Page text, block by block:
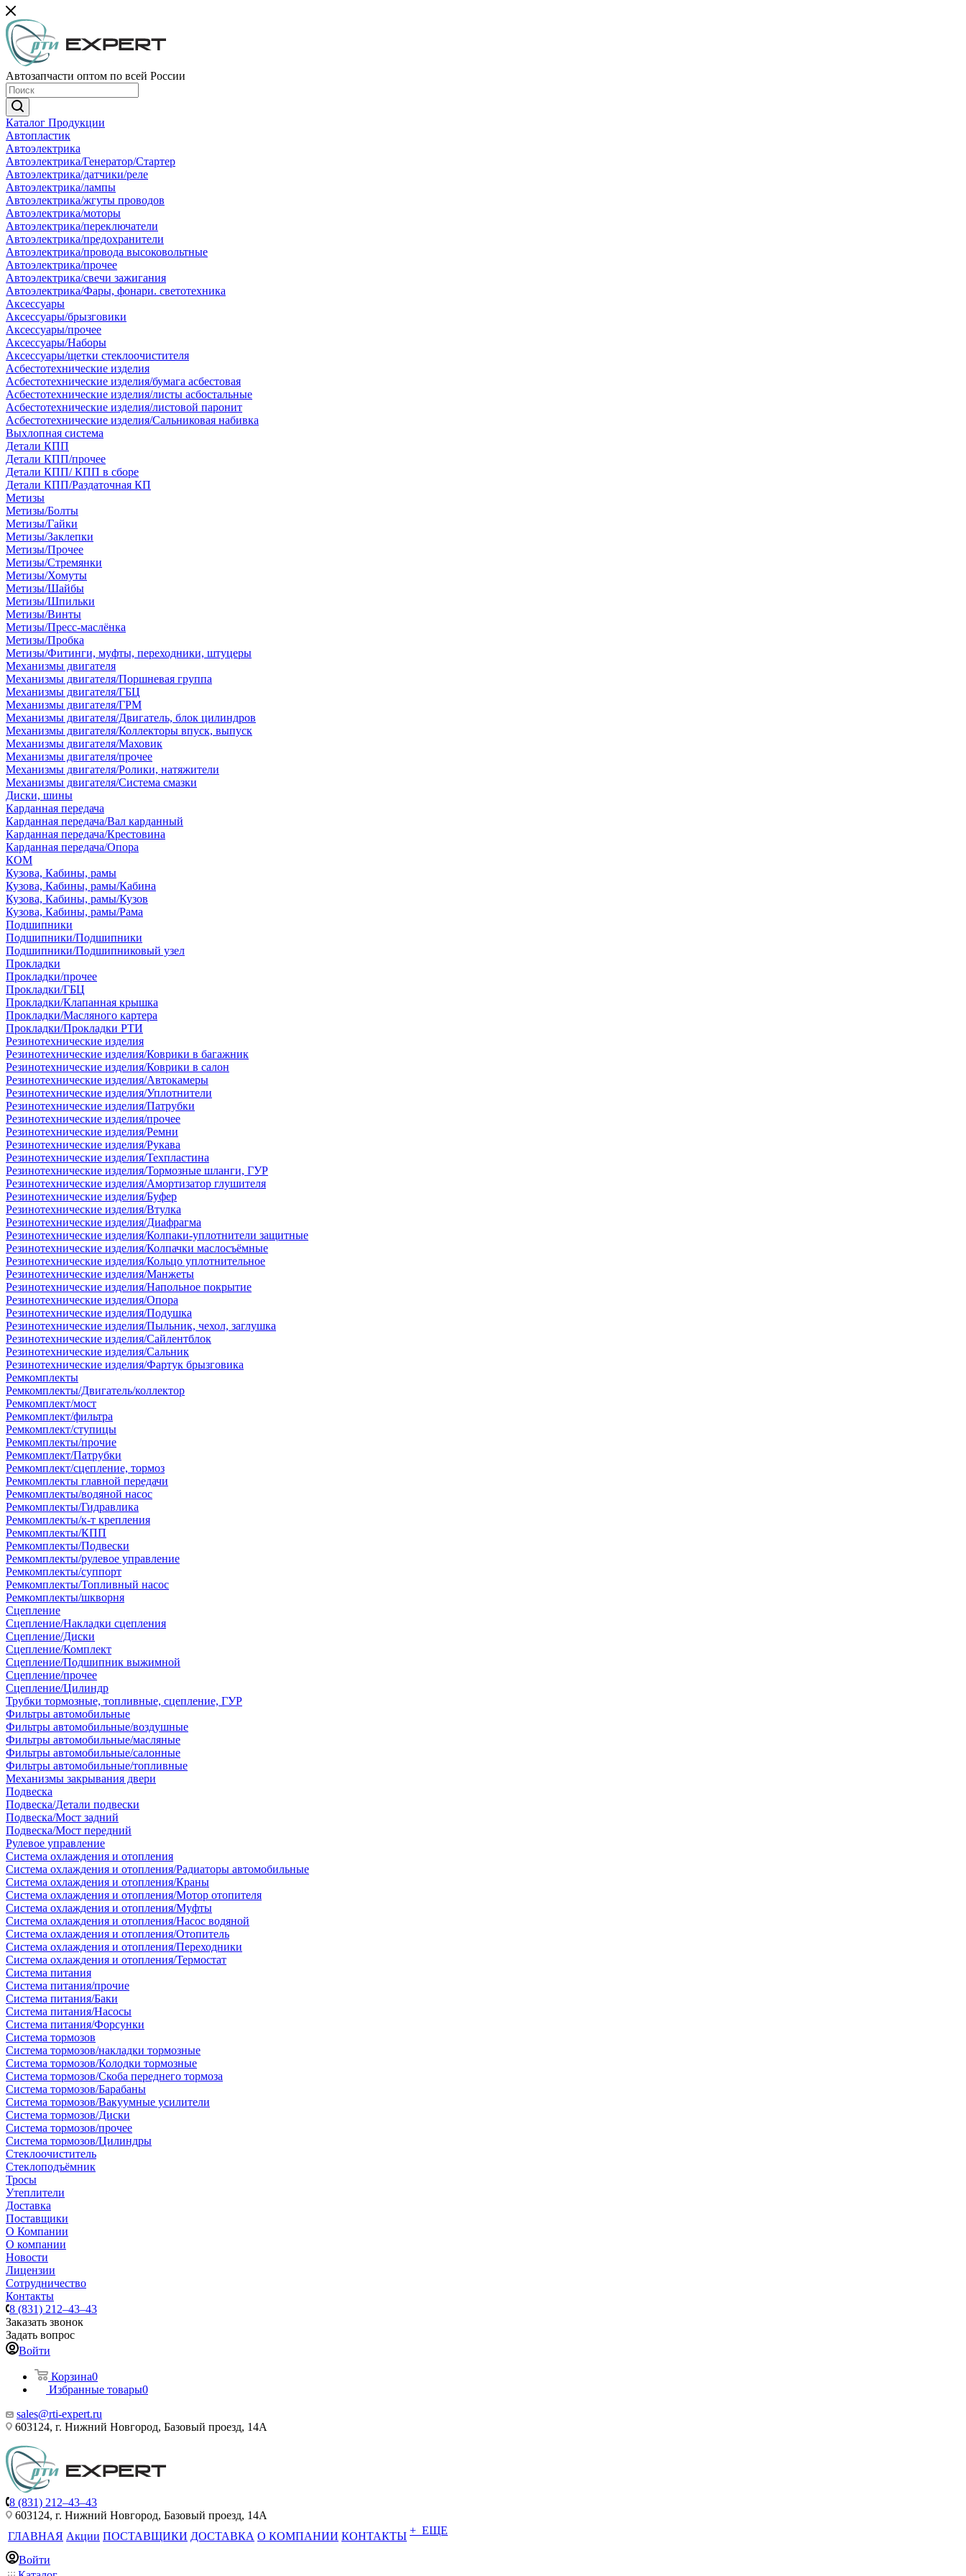
Автозапчасти оптом по всей России
Каталог Продукции
Автопластик
Автоэлектрика
Автоэлектрика/Генератор/Стартер
Автоэлектрика/датчики/реле
Автоэлектрика/лампы
Автоэлектрика/жгуты проводов
Автоэлектрика/моторы
Автоэлектрика/переключатели
Автоэлектрика/предохранители
Автоэлектрика/провода высоковольтные
Автоэлектрика/прочее
Автоэлектрика/свечи зажигания
Автоэлектрика/Фары, фонари. светотехника
Аксессуары
Аксессуары/брызговики
Аксессуары/прочее
Аксессуары/Наборы
Аксессуары/щетки стеклоочистителя
Асбестотехнические изделия
Асбестотехнические изделия/бумага асбестовая
Асбестотехнические изделия/листы асбостальные
Асбестотехнические изделия/листовой паронит
Асбестотехнические изделия/Сальниковая набивка
Выхлопная система
Детали КПП
Детали КПП/прочее
Детали КПП/ КПП в сборе
Детали КПП/Раздаточная КП
Метизы
Метизы/Болты
Метизы/Гайки
Метизы/Заклепки
Метизы/Прочее
Метизы/Стремянки
Метизы/Хомуты
Метизы/Шайбы
Метизы/Шпильки
Метизы/Винты
Метизы/Пресс-маслёнка
Метизы/Пробка
Метизы/Фитинги, муфты, переходники, штуцеры
Механизмы двигателя
Механизмы двигателя/Поршневая группа
Механизмы двигателя/ГБЦ
Механизмы двигателя/ГРМ
Механизмы двигателя/Двигатель, блок цилиндров
Механизмы двигателя/Коллекторы впуск, выпуск
Механизмы двигателя/Маховик
Механизмы двигателя/прочее
Механизмы двигателя/Ролики, натяжители
Механизмы двигателя/Система смазки
Диски, шины
Карданная передача
Карданная передача/Вал карданный
Карданная передача/Крестовина
Карданная передача/Опора
КОМ
Кузова, Кабины, рамы
Кузова, Кабины, рамы/Кабина
Кузова, Кабины, рамы/Кузов
Кузова, Кабины, рамы/Рама
Подшипники
Подшипники/Подшипники
Подшипники/Подшипниковый узел
Прокладки
Прокладки/прочее
Прокладки/ГБЦ
Прокладки/Клапанная крышка
Прокладки/Масляного картера
Прокладки/Прокладки РТИ
Резинотехнические изделия
Резинотехнические изделия/Коврики в багажник
Резинотехнические изделия/Коврики в салон
Резинотехнические изделия/Автокамеры
Резинотехнические изделия/Уплотнители
Резинотехнические изделия/Патрубки
Резинотехнические изделия/прочее
Резинотехнические изделия/Ремни
Резинотехнические изделия/Рукава
Резинотехнические изделия/Техпластина
Резинотехнические изделия/Тормозные шланги, ГУР
Резинотехнические изделия/Амортизатор глушителя
Резинотехнические изделия/Буфер
Резинотехнические изделия/Втулка
Резинотехнические изделия/Диафрагма
Резинотехнические изделия/Колпаки-уплотнители защитные
Резинотехнические изделия/Колпачки маслосъёмные
Резинотехнические изделия/Кольцо уплотнительное
Резинотехнические изделия/Манжеты
Резинотехнические изделия/Напольное покрытие
Резинотехнические изделия/Опора
Резинотехнические изделия/Подушка
Резинотехнические изделия/Пыльник, чехол, заглушка
Резинотехнические изделия/Сайлентблок
Резинотехнические изделия/Сальник
Резинотехнические изделия/Фартук брызговика
Ремкомплекты
Ремкомплекты/Двигатель/коллектор
Ремкомплект/мост
Ремкомплект/фильтра
Ремкомплект/ступицы
Ремкомплекты/прочие
Ремкомплект/Патрубки
Ремкомплект/сцепление, тормоз
Ремкомплекты главной передачи
Ремкомплекты/водяной насос
Ремкомплекты/Гидравлика
Ремкомплекты/к-т крепления
Ремкомплекты/КПП
Ремкомплекты/Подвески
Ремкомплекты/рулевое управление
Ремкомплекты/суппорт
Ремкомплекты/Топливный насос
Ремкомплекты/шкворня
Сцепление
Сцепление/Накладки сцепления
Сцепление/Диски
Сцепление/Комплект
Сцепление/Подшипник выжимной
Сцепление/прочее
Сцепление/Цилиндр
Трубки тормозные, топливные, сцепление, ГУР
Фильтры автомобильные
Фильтры автомобильные/воздушные
Фильтры автомобильные/масляные
Фильтры автомобильные/салонные
Фильтры автомобильные/топливные
Механизмы закрывания двери
Подвеска
Подвеска/Детали подвески
Подвеска/Мост задний
Подвеска/Мост передний
Рулевое управление
Система охлаждения и отопления
Система охлаждения и отопления/Радиаторы автомобильные
Система охлаждения и отопления/Краны
Система охлаждения и отопления/Мотор отопителя
Система охлаждения и отопления/Муфты
Система охлаждения и отопления/Насос водяной
Система охлаждения и отопления/Отопитель
Система охлаждения и отопления/Переходники
Система охлаждения и отопления/Термостат
Система питания
Система питания/прочие
Система питания/Баки
Система питания/Насосы
Система питания/Форсунки
Система тормозов
Система тормозов/накладки тормозные
Система тормозов/Колодки тормозные
Система тормозов/Скоба переднего тормоза
Система тормозов/Барабаны
Система тормозов/Вакуумные усилители
Система тормозов/Диски
Система тормозов/прочее
Система тормозов/Цилиндры
Стеклоочиститель
Стеклоподъёмник
Тросы
Утеплители
Доставка
Поставщики
О Компании
О компании
Новости
Лицензии
Сотрудничество
Контакты
8 (831) 212–43–43
Заказать звонок
Задать вопрос
Войти
Корзина0
Избранные товары0
sales@rti-expert.ru
603124, г. Нижний Новгород, Базовый проезд, 14А
8 (831) 212–43–43
603124, г. Нижний Новгород, Базовый проезд, 14А
ГЛАВНАЯ Акции ПОСТАВЩИКИ ДОСТАВКА О КОМПАНИИ КОНТАКТЫ + ЕЩЕ
Войти